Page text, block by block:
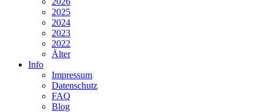
2025
2024
2023
2022
Älter
Info
Impressum
Datenschutz
FAQ
Blog